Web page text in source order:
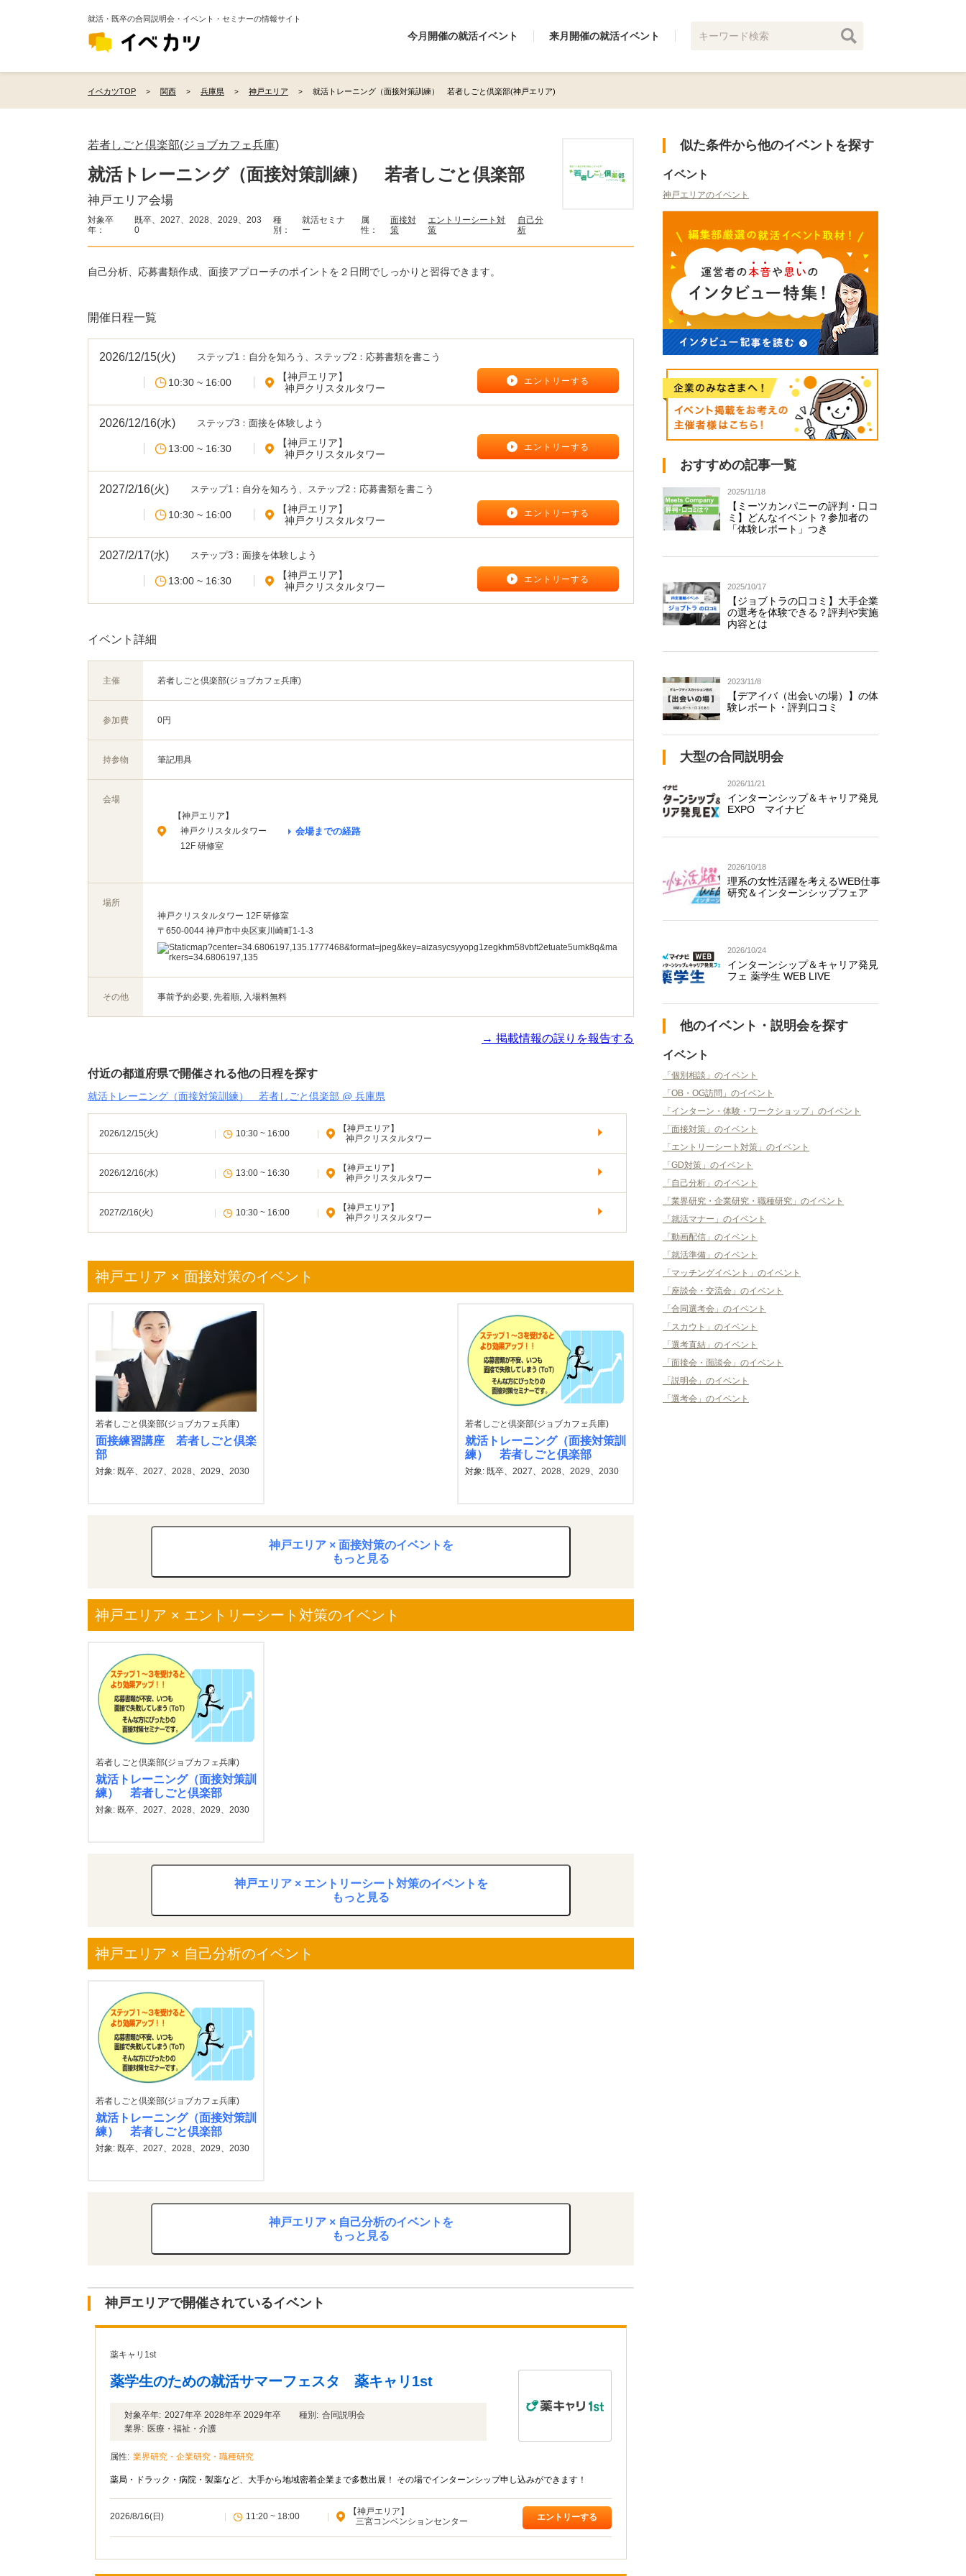
就活・既卒の合同説明会・イベント・セミナーの情報サイト
今月開催の就活イベント 来月開催の就活イベント
イベカツTOP 関西 兵庫県 神戸エリア 就活トレーニング（面接対策訓練） 若者しごと倶楽部(神戸エリア)
若者しごと倶楽部(ジョブカフェ兵庫)
就活トレーニング（面接対策訓練） 若者しごと倶楽部
神戸エリア会場
対象卒
年：
既卒、2027、2028、2029、203
0
種
別：
就活セミナ
ー
属
性：
面接対
策
エントリーシート対
策
自己分
析
自己分析、応募書類作成、面接アプローチのポイントを２日間でしっかりと習得できます。
開催日程一覧
2026/12/15(火) ステップ1：自分を知ろう、ステップ2：応募書類を書こう
10:30 ~ 16:00
【神戸エリア】
神戸クリスタルタワー
エントリーする
2026/12/16(水) ステップ3：面接を体験しよう
13:00 ~ 16:30
【神戸エリア】
神戸クリスタルタワー
エントリーする
2027/2/16(火) ステップ1：自分を知ろう、ステップ2：応募書類を書こう
10:30 ~ 16:00
【神戸エリア】
神戸クリスタルタワー
エントリーする
2027/2/17(水) ステップ3：面接を体験しよう
13:00 ~ 16:30
【神戸エリア】
神戸クリスタルタワー
エントリーする
イベント詳細
主催 若者しごと倶楽部(ジョブカフェ兵庫)
参加費 0円
持参物 筆記用具
会場
【神戸エリア】
神戸クリスタルタワー
12F 研修室
会場までの経路
場所
神戸クリスタルタワー 12F 研修室
〒650-0044 神戸市中央区東川崎町1-1-3
その他 事前予約必要, 先着順, 入場料無料
→ 掲載情報の誤りを報告する
付近の都道府県で開催される他の日程を探す
就活トレーニング（面接対策訓練） 若者しごと倶楽部 @ 兵庫県
2026/12/15(火) 10:30 ~ 16:00
【神戸エリア】
神戸クリスタルタワー
2026/12/16(水) 13:00 ~ 16:30
【神戸エリア】
神戸クリスタルタワー
2027/2/16(火) 10:30 ~ 16:00
【神戸エリア】
神戸クリスタルタワー
神戸エリア × 面接対策のイベント
若者しごと倶楽部(ジョブカフェ兵庫)
面接練習講座 若者しごと倶楽
部
対象: 既卒、2027、2028、2029、2030
若者しごと倶楽部(ジョブカフェ兵庫)
就活トレーニング（面接対策訓
練） 若者しごと倶楽部
対象: 既卒、2027、2028、2029、2030
神戸エリア × 面接対策のイベントを
もっと見る
神戸エリア × エントリーシート対策のイベント
若者しごと倶楽部(ジョブカフェ兵庫)
就活トレーニング（面接対策訓
練） 若者しごと倶楽部
対象: 既卒、2027、2028、2029、2030
神戸エリア × エントリーシート対策のイベントを
もっと見る
神戸エリア × 自己分析のイベント
若者しごと倶楽部(ジョブカフェ兵庫)
就活トレーニング（面接対策訓
練） 若者しごと倶楽部
対象: 既卒、2027、2028、2029、2030
神戸エリア × 自己分析のイベントを
もっと見る
神戸エリアで開催されているイベント
薬キャリ1st
薬学生のための就活サマーフェスタ 薬キャリ1st
対象卒年: 2027年卒 2028年卒 2029年卒 種別: 合同説明会
業界: 医療・福祉・介護
属性: 業界研究・企業研究・職種研究
薬局・ドラック・病院・製薬など、大手から地域密着企業まで多数出展！ その場でインターンシップ申し込みができます！
2026/8/16(日) 11:20 ~ 18:00
【神戸エリア】
三宮コンベンションセンター
エントリーする
似た条件から他のイベントを探す
イベント
神戸エリアのイベント
おすすめの記事一覧
2025/11/18
【ミーツカンパニーの評判・口コ
ミ】どんなイベント？参加者の
「体験レポート」つき
2025/10/17
【ジョブトラの口コミ】大手企業
の選考を体験できる？評判や実施
内容とは
2023/11/8
【デアイバ（出会いの場）】の体
験レポート・評判口コミ
大型の合同説明会
2026/11/21
インターンシップ＆キャリア発見
EXPO マイナビ
2026/10/18
理系の女性活躍を考えるWEB仕事
研究＆インターンシップフェア
2026/10/24
インターンシップ＆キャリア発見
フェ 薬学生 WEB LIVE
他のイベント・説明会を探す
イベント
「個別相談」のイベント
「OB・OG訪問」のイベント
「インターン・体験・ワークショップ」のイベント
「面接対策」のイベント
「エントリーシート対策」のイベント
「GD対策」のイベント
「自己分析」のイベント
「業界研究・企業研究・職種研究」のイベント
「就活マナー」のイベント
「動画配信」のイベント
「就活準備」のイベント
「マッチングイベント」のイベント
「座談会・交流会」のイベント
「合同選考会」のイベント
「スカウト」のイベント
「選考直結」のイベント
「面接会・面談会」のイベント
「説明会」のイベント
「選考会」のイベント